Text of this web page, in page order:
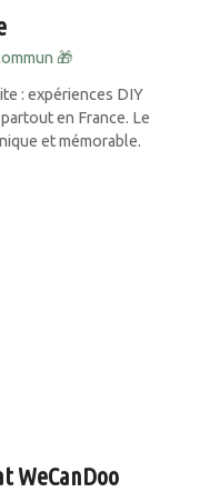
🎁
: expériences DIY
en France. Le
et mémorable.
WeCanDoo